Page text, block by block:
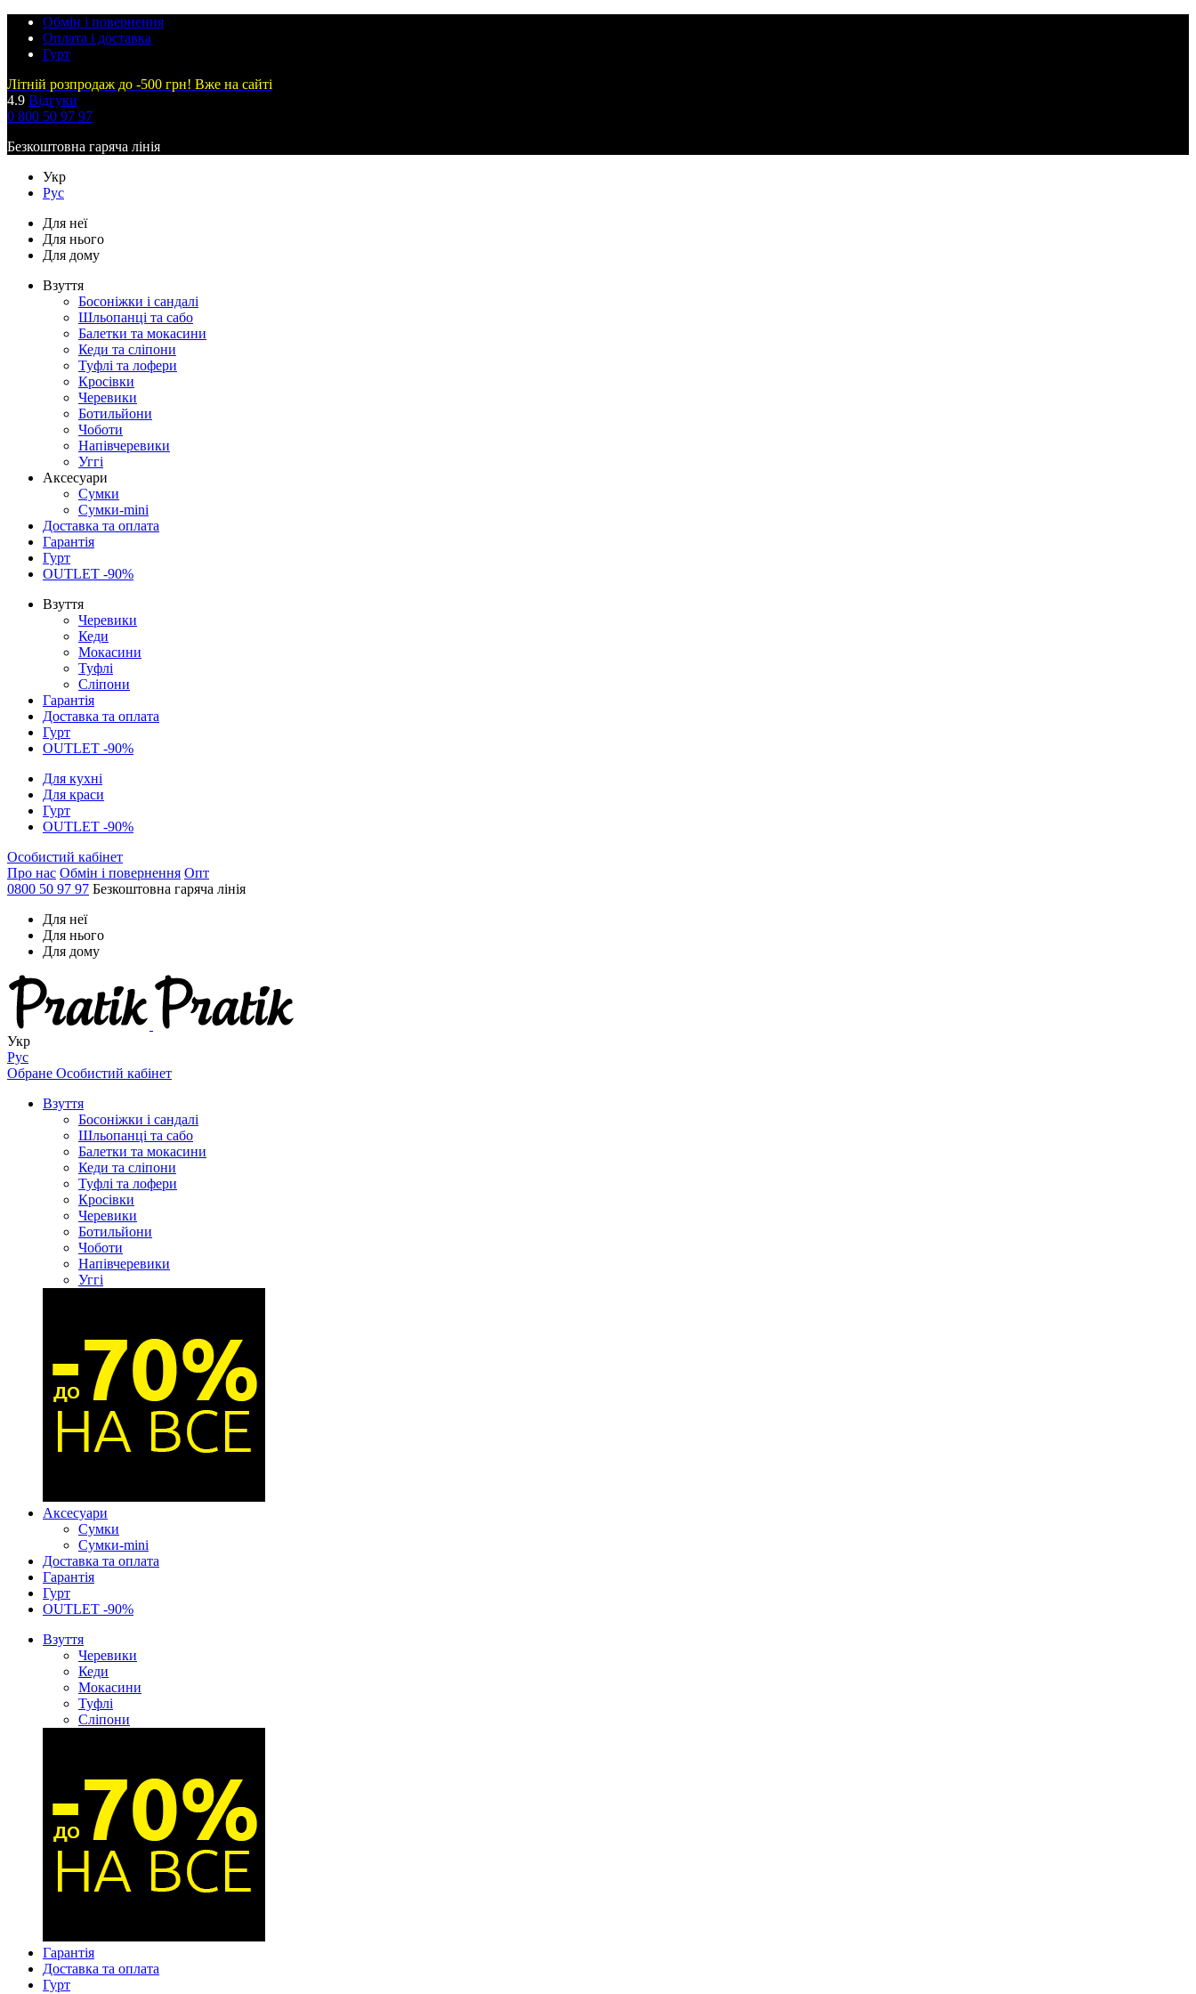
Обмін і повернення
Оплата і доставка
Гурт
Літній розпродаж до -500 грн! Вже на сайті
4.9 Відгуки
0 800 50 97 97
Безкоштовна гаряча лінія
Укр
Рус
Для неї
Для нього
Для дому
Взуття
Босоніжки і сандалі
Шльопанці та сабо
Балетки та мокасини
Кеди та сліпони
Туфлі та лофери
Кросівки
Черевики
Ботильйони
Чоботи
Напівчеревики
Уггі
Аксесуари
Сумки
Сумки-mini
Доставка та оплата
Гарантія
Гурт
OUTLET -90%
Взуття
Черевики
Кеди
Мокасини
Туфлі
Сліпони
Гарантія
Доставка та оплата
Гурт
OUTLET -90%
Для кухні
Для краси
Гурт
OUTLET -90%
Особистий кабінет
Про нас Обмін і повернення Опт
0800 50 97 97 Безкоштовна гаряча лінія
Для неї
Для нього
Для дому
Укр
Рус
Обране Особистий кабінет
Взуття
Босоніжки і сандалі
Шльопанці та сабо
Балетки та мокасини
Кеди та сліпони
Туфлі та лофери
Кросівки
Черевики
Ботильйони
Чоботи
Напівчеревики
Уггі
Аксесуари
Сумки
Сумки-mini
Доставка та оплата
Гарантія
Гурт
OUTLET -90%
Взуття
Черевики
Кеди
Мокасини
Туфлі
Сліпони
Гарантія
Доставка та оплата
Гурт